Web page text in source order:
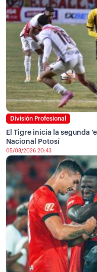
División Profesional
El Tigre inicia la segunda
Nacional Potosí
05/08/2026 20:43